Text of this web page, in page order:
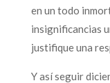
en un todo
insignificancias
justifique una
Y así seguir